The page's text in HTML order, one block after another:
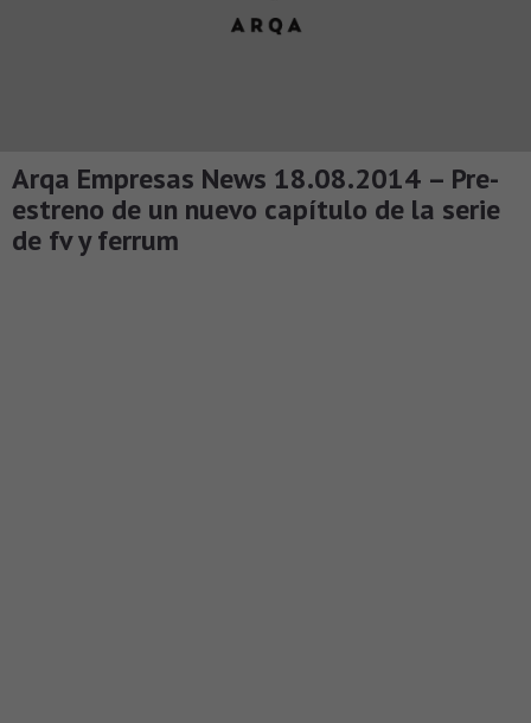
Arqa Empresas News 18.08.2014 – Pre-
estreno de un nuevo capítulo de la serie
de fv y ferrum